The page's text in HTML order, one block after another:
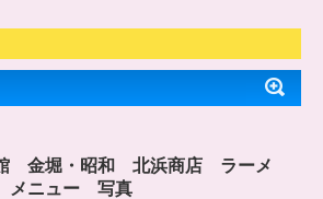
金堀・昭和 北浜商店 ラーメ
メニュー 写真